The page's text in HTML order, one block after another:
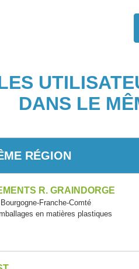
DANS LE
RÉGION
R. GRAINDORGE
Franche-Comté
en matières plastiques